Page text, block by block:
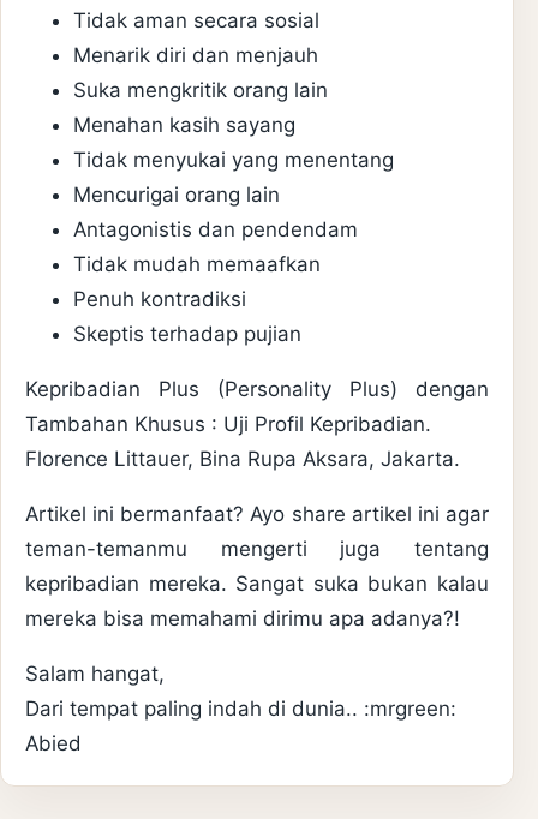
Tidak aman secara sosial
Menarik diri dan menjauh
Suka mengkritik orang lain
Menahan kasih sayang
Tidak menyukai yang menentang
Mencurigai orang lain
Antagonistis dan pendendam
Tidak mudah memaafkan
Penuh kontradiksi
Skeptis terhadap pujian
Kepribadian Plus (Personality Plus) dengan
Tambahan Khusus : Uji Profil Kepribadian.
Florence Littauer, Bina Rupa Aksara, Jakarta.
Artikel ini bermanfaat? Ayo share artikel ini agar
teman-temanmu mengerti juga tentang
kepribadian mereka. Sangat suka bukan kalau
mereka bisa memahami dirimu apa adanya?!
Salam hangat,
Dari tempat paling indah di dunia.. :mrgreen:
Abied